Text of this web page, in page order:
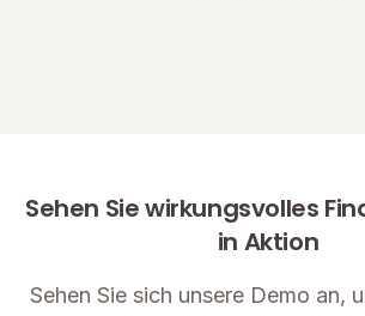
Sehen Sie wirkungsvolles
in Aktion
Sehen Sie sich unsere Demo an,